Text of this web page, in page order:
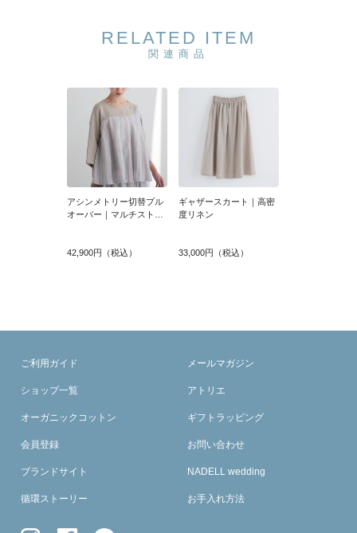
RELATED ITEM
関連商品
アシンメトリー切替プル
オーバー｜マルチストラ
42,900円（税込）
ギャザースカート｜高密
度リネン
33,000円（税込）
ご利用ガイド
ショップ一覧
オーガニックコットン
会員登録
ブランドサイト
循環ストーリー
メールマガジン
アトリエ
ギフトラッピング
お問い合わせ
NADELL wedding
お手入れ方法